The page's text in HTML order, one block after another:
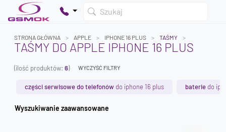
Szukaj
Twój koszyk jest pusty
STRONA GŁÓWNA APPLE IPHONE 16 PLUS TAŚMY
TAŚMY DO APPLE IPHONE 16 PLUS
(ilość produktów: 6) WYCZYŚĆ FILTRY
części serwisowe do telefonów do iphone 16 plus baterie do
Wyszukiwanie zaawansowane